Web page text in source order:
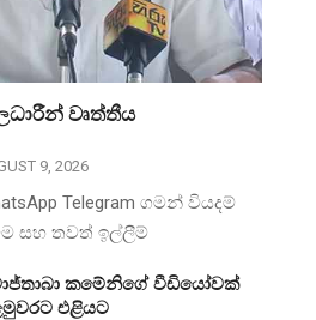
වෘත්තීය
9, 2026
Telegram ගමන් වියදම්
සහ තවත් ඉල්ලීම්
කමේනිගේ වීඩියෝවක්
එළියට